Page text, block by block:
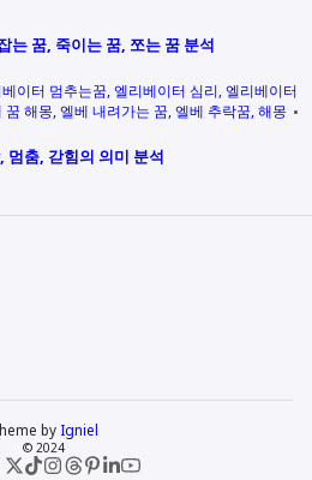
는 꿈, 죽이는 꿈, 쪼는 꿈 분석
이터 멈추는꿈 엘리베이터 심리 엘리베이터
꿈 해몽 엘베 내려가는 꿈 엘베 추락꿈 해몽
멈춤, 갇힘의 의미 분석
by Igniel
© 2024